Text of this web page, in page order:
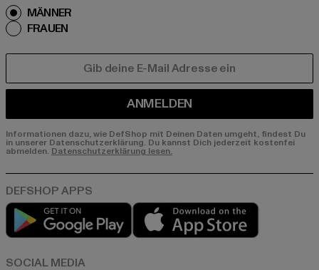
MÄNNER
FRAUEN
ANMELDEN
Informationen dazu, wie DefShop mit Deinen Daten umgeht, findest Du
in unserer Datenschutzerklärung. Du kannst Dich jederzeit kostenfei
abmelden. Datenschutzerklärung lesen.
Play market